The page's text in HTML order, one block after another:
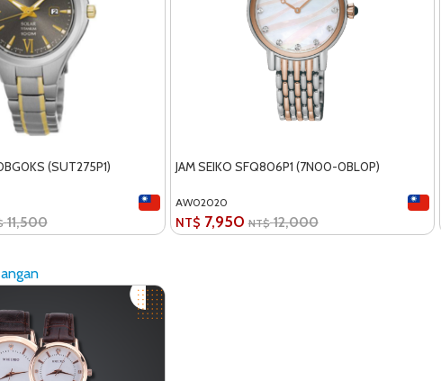
(SUT275P1)
11,500
JAM SEIKO SFQ806P1 (7N00-0BL0P)
AW02020
NT$ 7,950 NT$ 12,000